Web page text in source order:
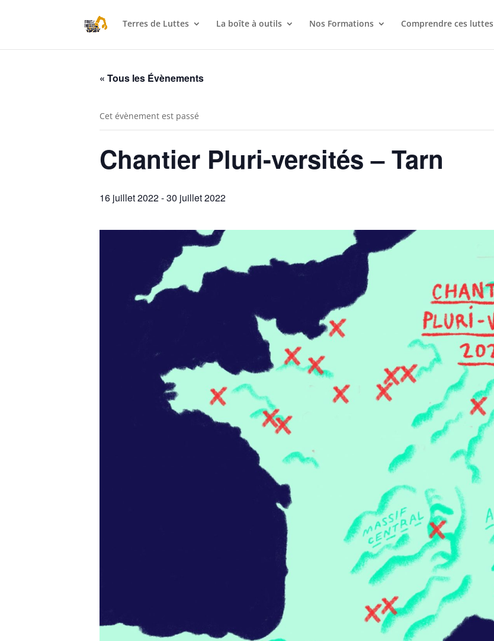
Terres de Luttes La boîte à outils Nos Formations Comprendre ces luttes
« Tous les Évènements
Cet évènement est passé
Chantier Pluri-versités – Tarn
16 juillet 2022-30 juillet 2022